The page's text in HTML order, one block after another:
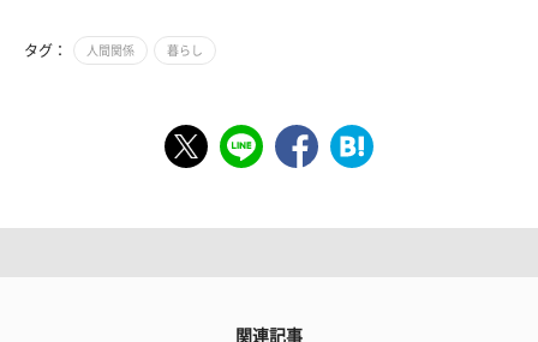
タグ： 人間関係 暮らし
関連記事